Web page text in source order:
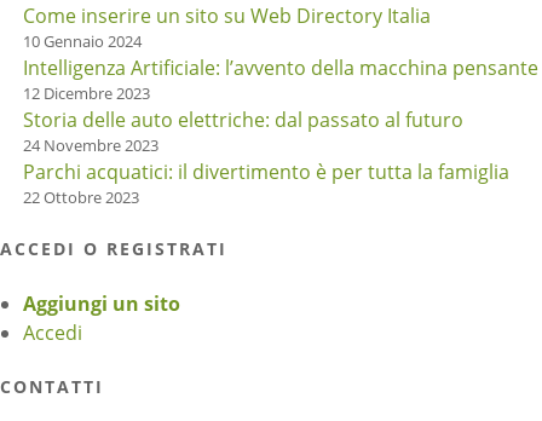
Come inserire un sito su Web Directory Italia
10 Gennaio 2024
Intelligenza Artificiale: l’avvento della macchina pensante
12 Dicembre 2023
Storia delle auto elettriche: dal passato al futuro
24 Novembre 2023
Parchi acquatici: il divertimento è per tutta la famiglia
22 Ottobre 2023
ACCEDI O REGISTRATI
Aggiungi un sito
Accedi
CONTATTI